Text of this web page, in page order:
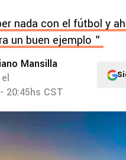
nada con el fútbol y
un buen ejemplo＂
Mansilla
20:45hs CST